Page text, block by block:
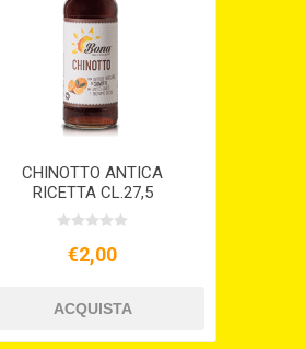
CHINOTTO ANTICA
RICETTA CL.27,5
€2,00